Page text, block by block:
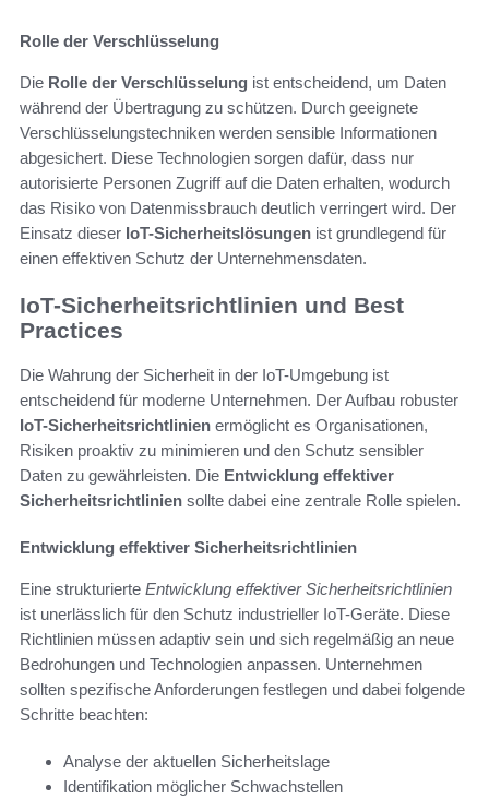
Rolle der Verschlüsselung
Die Rolle der Verschlüsselung ist entscheidend, um Daten
während der Übertragung zu schützen. Durch geeignete
Verschlüsselungstechniken werden sensible Informationen
abgesichert. Diese Technologien sorgen dafür, dass nur
autorisierte Personen Zugriff auf die Daten erhalten, wodurch
das Risiko von Datenmissbrauch deutlich verringert wird. Der
Einsatz dieser IoT-Sicherheitslösungen ist grundlegend für
einen effektiven Schutz der Unternehmensdaten.
IoT-Sicherheitsrichtlinien und Best
Practices
Die Wahrung der Sicherheit in der IoT-Umgebung ist
entscheidend für moderne Unternehmen. Der Aufbau robuster
IoT-Sicherheitsrichtlinien ermöglicht es Organisationen,
Risiken proaktiv zu minimieren und den Schutz sensibler
Daten zu gewährleisten. Die Entwicklung effektiver
Sicherheitsrichtlinien sollte dabei eine zentrale Rolle spielen.
Entwicklung effektiver Sicherheitsrichtlinien
Eine strukturierte Entwicklung effektiver Sicherheitsrichtlinien
ist unerlässlich für den Schutz industrieller IoT-Geräte. Diese
Richtlinien müssen adaptiv sein und sich regelmäßig an neue
Bedrohungen und Technologien anpassen. Unternehmen
sollten spezifische Anforderungen festlegen und dabei folgende
Schritte beachten:
Analyse der aktuellen Sicherheitslage
Identifikation möglicher Schwachstellen